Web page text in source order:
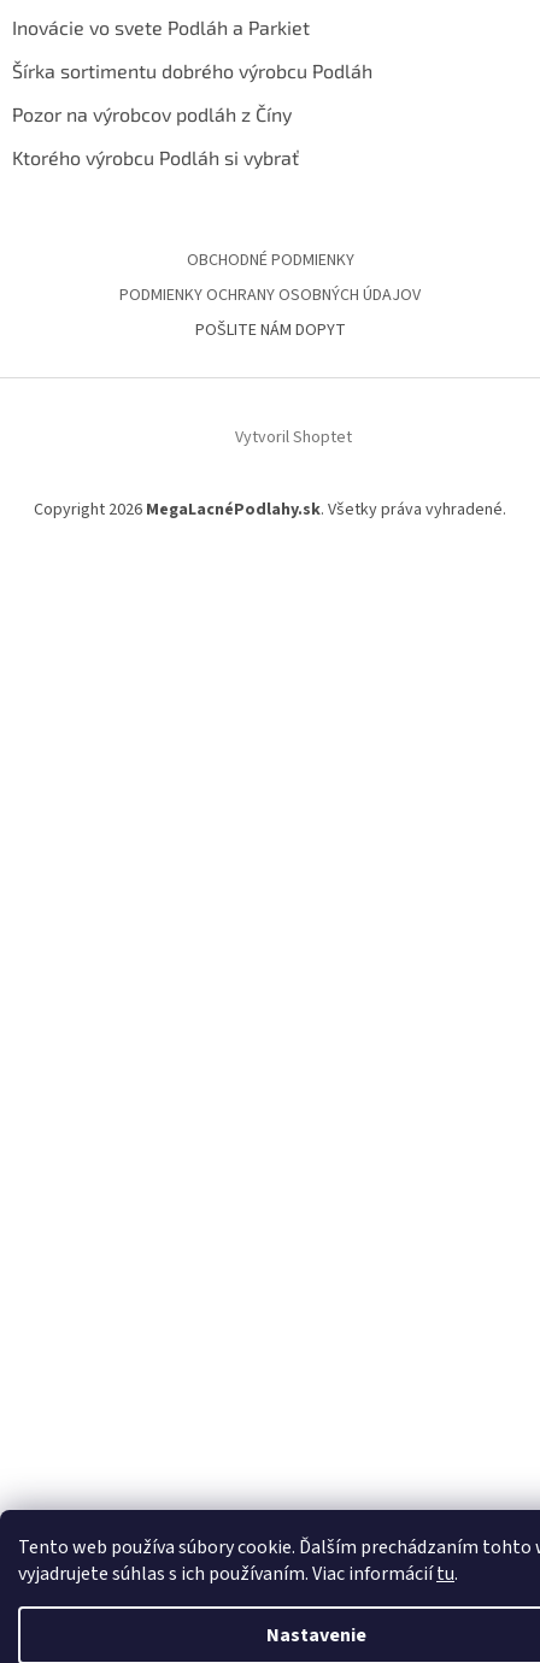
Tento web používa súbory cookie. Ďalším prechádzaním tohto
vyjadrujete súhlas s ich používaním. Viac informáciítu.
Nastavenie
Inovácie vo svete Podláh a Parkiet
Šírka sortimentu dobrého výrobcu Podláh
Pozor na výrobcov podláh z Číny
Ktorého výrobcu Podláh si vybrať
OBCHODNÉ PODMIENKY
PODMIENKY OCHRANY OSOBNÝCH ÚDAJOV
POŠLITE NÁM DOPYT
Vytvoril Shoptet
Copyright 2026 MegaLacnéPodlahy.sk. Všetky práva vyhradené.